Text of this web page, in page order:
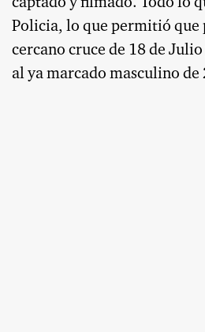
captado y filmado. Todo lo
Policia, lo que permitió que
cercano cruce de 18 de
al ya marcado masculino de